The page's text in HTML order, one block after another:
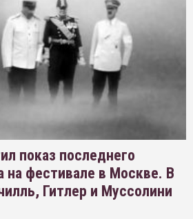
показ последнего
на фестивале в Москве. В
Гитлер и Муссолини